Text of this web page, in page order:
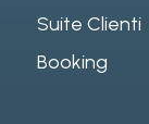
Suite Clienti
Booking